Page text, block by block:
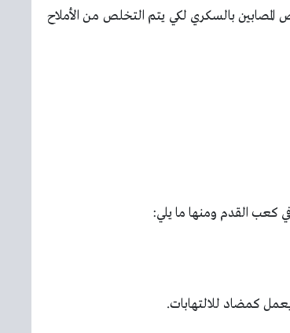
بالسكري لكي يتم التخلص من الأملاح
كعب القدم ومنها ما يلي:
كمضاد للالتهابات.